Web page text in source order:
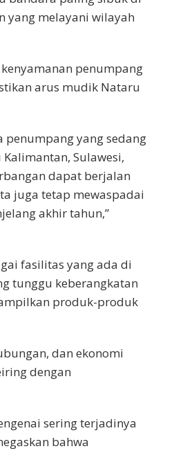
yang melayani wilayah
penumpang
arus mudik Nataru
penumpang yang sedang
Sulawesi,
dapat berjalan
juga tetap mewaspadai
akhir tahun,”
fasilitas yang ada di
tunggu keberangkatan
produk-produk
dan ekonomi
dengan
sering terjadinya
bahwa